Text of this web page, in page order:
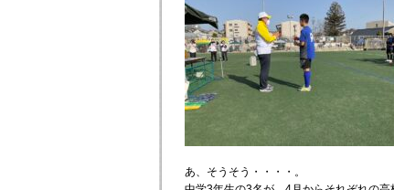
あ、そうそう・・・・。